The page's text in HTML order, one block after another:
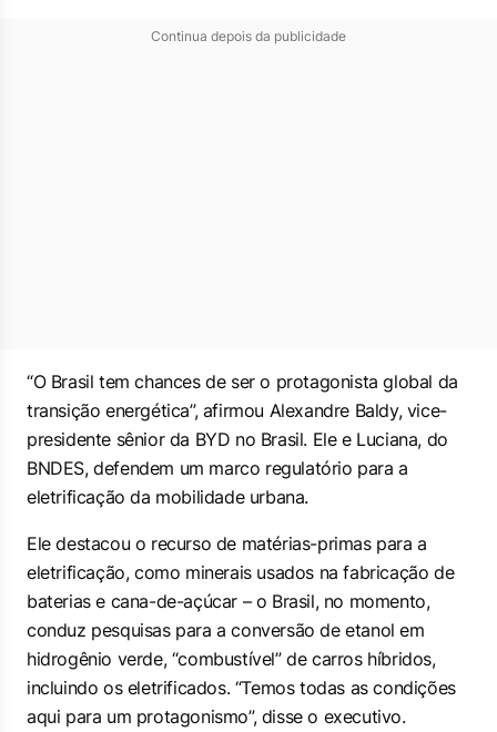
Continua depois da publicidade
“O Brasil tem chances de ser o protagonista global da
transição energética”, afirmou Alexandre Baldy, vice-
presidente sênior da BYD no Brasil. Ele e Luciana, do
BNDES, defendem um marco regulatório para a
eletrificação da mobilidade urbana.
Ele destacou o recurso de matérias-primas para a
eletrificação, como minerais usados na fabricação de
baterias e cana-de-açúcar – o Brasil, no momento,
conduz pesquisas para a conversão de etanol em
hidrogênio verde, “combustível” de carros híbridos,
incluindo os eletrificados. “Temos todas as condições
aqui para um protagonismo”, disse o executivo.